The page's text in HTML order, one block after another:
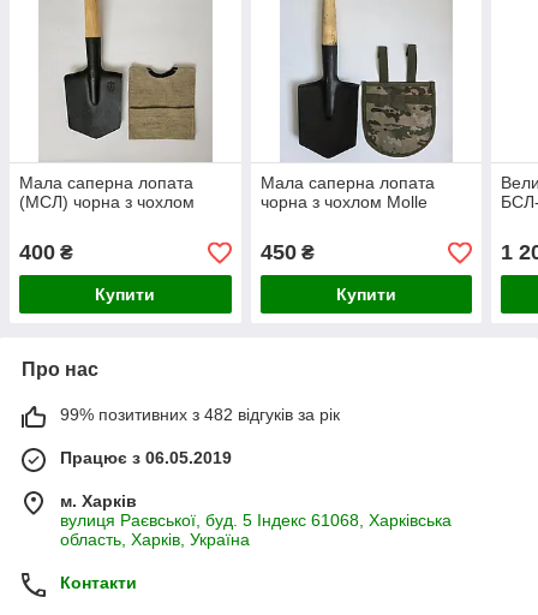
Мала саперна лопата
(МСЛ) чорна з чохлом
400 ₴
Купити
Мала саперна лопата
чорна з чохлом Molle
450₴
Купити
1
Про нас
99% позитивних з 482 відгуків за рік
Працює з 06.05.2019
м. Харків
вулиця Раєвської, буд. 5 Індекс 61068, Харківська
область, Харків, Україна
Контакти